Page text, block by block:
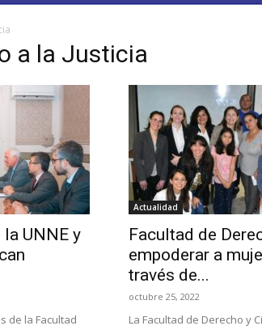
a la Justicia
la UNNE y
de la Facultad
Actualidad
Facultad de
empoderar a
través de...
octubre 25, 2022
La Facultad de Derecho y